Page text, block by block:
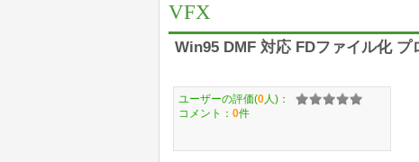
VFX
Win95 DMF 対応 FDファイル化 プ
ユーザーの評価(0 人)：
コメント： 0件